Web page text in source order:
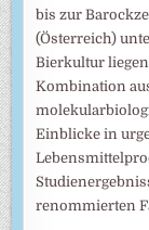
bis zur
(Österreich)
Bierkultur
Kombination
Einblicke in
renommierten